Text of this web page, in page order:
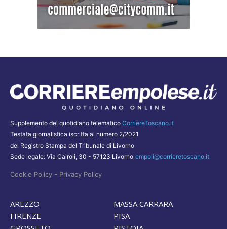
Supplemento del quotidiano telematico CorriereToscano.it
Testata giornalistica iscritta al numero 2/2021
del Registro Stampa del Tribunale di Livorno
Sede legale: Via Cairoli, 30 - 57123 Livorno empoli@corrieretoscano.it
Cookie Policy - Privacy Policy
AREZZO
FIRENZE
MASSA CARRARA
PISA